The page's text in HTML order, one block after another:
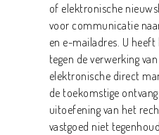
of elektronische
voor communicatie
en e-mailadres. U
tegen de verwerking
elektronische direct
de toekomstige
uitoefening van het
vastgoed niet